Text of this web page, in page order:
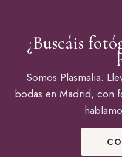
¿Buscáis
Somos Plasmalia.
bodas en Madrid, con